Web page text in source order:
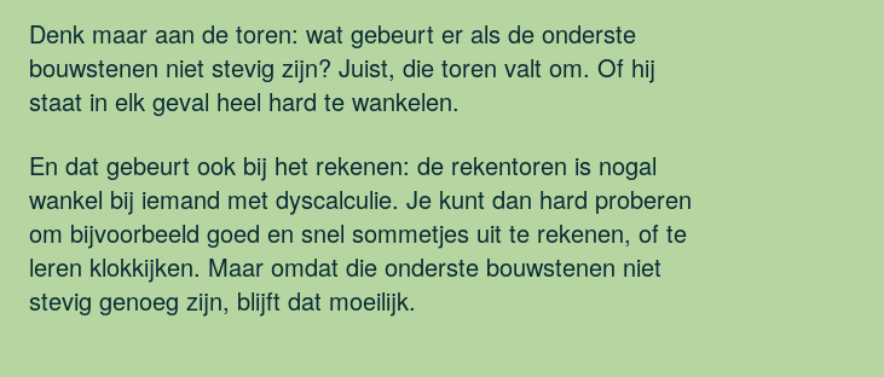
Denk maar aan de toren: wat gebeurt er als de onderste
bouwstenen niet stevig zijn? Juist, die toren valt om. Of hij
staat in elk geval heel hard te wankelen.
En dat gebeurt ook bij het rekenen: de rekentoren is nogal
wankel bij iemand met dyscalculie. Je kunt dan hard proberen
om bijvoorbeeld goed en snel sommetjes uit te rekenen, of te
leren klokkijken. Maar omdat die onderste bouwstenen niet
stevig genoeg zijn, blijft dat moeilijk.